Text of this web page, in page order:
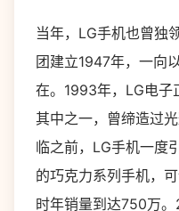
当年，LG手机也曾独
团建立1947年，一向
在。1993年，LG电子
其中之一，曾缔造过
临之前，LG手机一度
的巧克力系列手机，
时年销量到达750万